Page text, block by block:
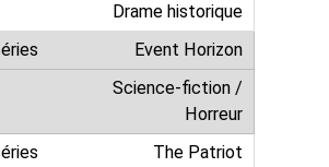
Drame historique
Event Horizon
Science-fiction /
Horreur
The Patriot